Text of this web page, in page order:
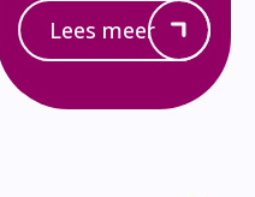
Lees meer